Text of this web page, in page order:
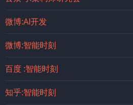
微博:AI开发
微博:智能时刻
百度 :智能时刻
知乎:智能时刻